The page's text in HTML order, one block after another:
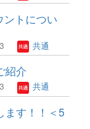
ントについ
共通
紹介
共通
ます！！＜5